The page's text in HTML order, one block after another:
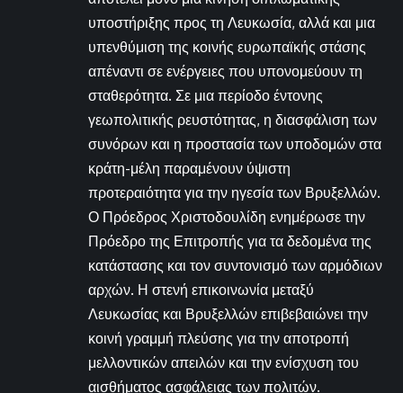
υποστήριξης προς τη Λευκωσία, αλλά και μια
υπενθύμιση της κοινής ευρωπαϊκής στάσης
απέναντι σε ενέργειες που υπονομεύουν τη
σταθερότητα. Σε μια περίοδο έντονης
γεωπολιτικής ρευστότητας, η διασφάλιση των
συνόρων και η προστασία των υποδομών στα
κράτη-μέλη παραμένουν ύψιστη
προτεραιότητα για την ηγεσία των Βρυξελλών.
Ο Πρόεδρος Χριστοδουλίδη ενημέρωσε την
Πρόεδρο της Επιτροπής για τα δεδομένα της
κατάστασης και τον συντονισμό των αρμόδιων
αρχών. Η στενή επικοινωνία μεταξύ
Λευκωσίας και Βρυξελλών επιβεβαιώνει την
κοινή γραμμή πλεύσης για την αποτροπή
μελλοντικών απειλών και την ενίσχυση του
αισθήματος ασφάλειας των πολιτών.